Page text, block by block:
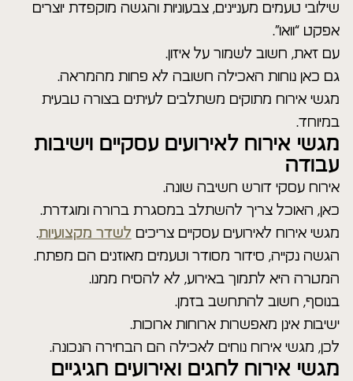
שילובי טעמים מעניינים, צבעוניות והגשה מוקפדת יוצרים
אפקט “וואו”.
עם זאת, חשוב לשמור על איזון.
גם כאן נוחות האכילה חשובה לא פחות מהמראה.
מגשי אירוח מתוקים משתלבים לעיתים בצורה טבעית
במיוחד.
מגשי אירוח לאירועים עסקיים וישיבות
עבודה
אירוח עסקי דורש חשיבה שונה.
כאן, האוכל צריך להשתלב במסגרת ברורה ומוגדרת.
מגשי אירוח לאירועים עסקיים צריכים לשדר מקצועיות.
הגשה נקייה, סידור מסודר וטעמים מאוזנים הם מפתח.
המטרה היא לתמוך באירוע, לא להסיח ממנו.
בנוסף, חשוב להתחשב בזמן.
ישיבות אינן מאפשרות ארוחות ארוכות.
לכן, מגשי אירוח נוחים לאכילה הם הבחירה הנכונה.
מגשי אירוח לחגים ואירועים חגיגיים